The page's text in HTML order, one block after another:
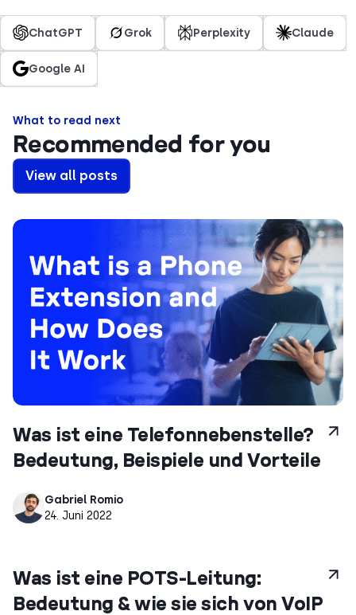
ChatGPT Grok Perplexity Claude
Google AI
What to read next
Recommended for you
View all posts
Was ist eine Telefonnebenstelle?
Bedeutung, Beispiele und Vorteile
Gabriel Romio
24. Juni 2022
Was ist eine POTS-Leitung:
Bedeutung & wie sie sich von VoIP